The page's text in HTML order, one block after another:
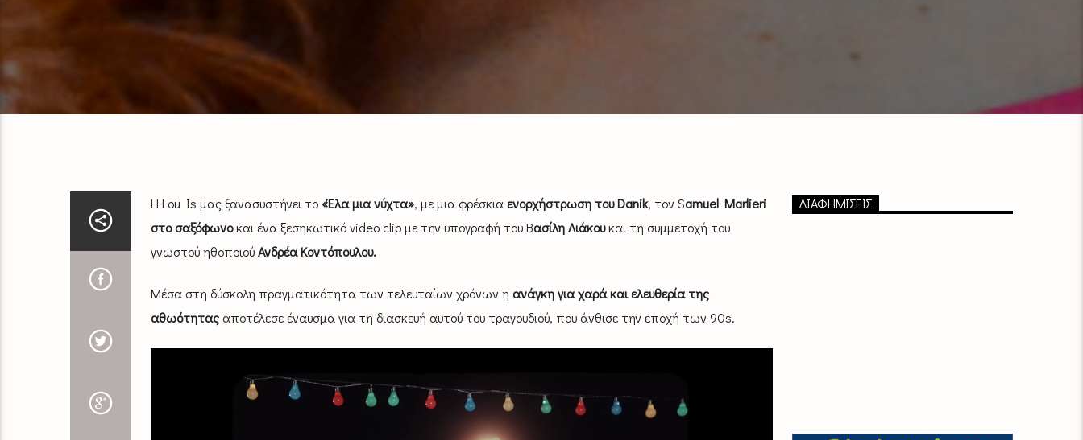
Η Lou Is μας ξανασυστήνει το«Έλα μια νύχτα», με μια φρέσκια ενορχήστρωση του Danik, τον Samuel Marlieri
στο σαξόφωνοκαι ένα ξεσηκωτικό video clip με την υπογραφή του Βασίλη Λιάκουκαι τη συμμετοχή του
γνωστού ηθοποιούΑνδρέα Κοντόπουλου.
Μέσα στη δύσκολη πραγματικότητα των τελευταίων χρόνων η ανάγκη για χαρά και ελευθερία της
αθωότηταςαποτέλεσε έναυσμα για τη διασκευή αυτού του τραγουδιού, που άνθισε την εποχή των 90s.
ΔΙΑΦΗΜΙΣΕΙΣ